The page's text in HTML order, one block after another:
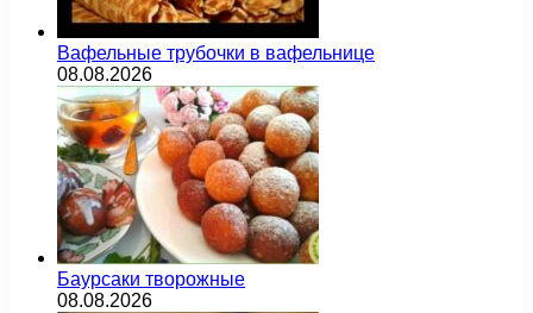
Вафельные трубочки в вафельнице
08.08.2026
Баурсаки творожные
08.08.2026